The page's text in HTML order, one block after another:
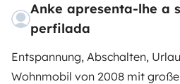
Anke apresenta-lhe a
perfilada
Entspannung, Abschalten,
Wohnmobil von 2008 mit